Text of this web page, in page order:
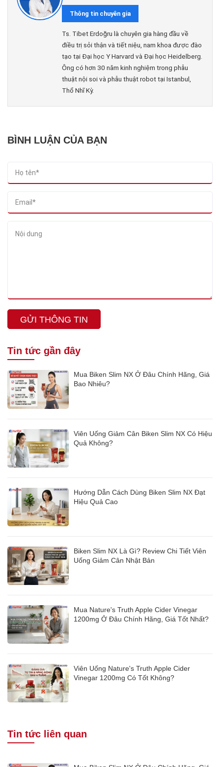
Thông tin chuyên gia
Ts. Tibet Erdoğru là chuyên gia hàng đầu về
điều trị sỏi thận và tiết niệu, nam khoa được đào
tạo tại Đại học Y Harvard và Đại học Heidelberg.
Ông có hơn 30 năm kinh nghiệm trong phẫu
thuật nội soi và phẫu thuật robot tại Istanbul,
Thổ Nhĩ Kỳ.
BÌNH LUẬN CỦA BẠN
GỬI THÔNG TIN
Tin tức gần đây
Mua Biken Slim NX Ở Đâu Chính Hãng, Giá
Bao Nhiêu?
Viên Uống Giảm Cân Biken Slim NX Có Hiệu
Quả Không?
Hướng Dẫn Cách Dùng Biken Slim NX Đạt
Hiệu Quả Cao
Biken Slim NX Là Gì? Review Chi Tiết Viên
Uống Giảm Cân Nhật Bản
Mua Nature's Truth Apple Cider Vinegar
1200mg Ở Đâu Chính Hãng, Giá Tốt Nhất?
Viên Uống Nature's Truth Apple Cider
Vinegar 1200mg Có Tốt Không?
Tin tức liên quan